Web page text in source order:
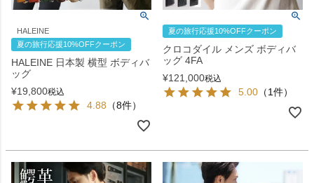
HALEINE
夏の旅行応援10%OFFクーポン
HALEINE 日本製 横型 ボディバ
ッグ
¥19,800税込
4.88 （8件）
夏の旅行応援10%OFFクーポン
クロコダイル メンズ ボディバ
ッグ 4FA
¥121,000税込
5.00 （1件）